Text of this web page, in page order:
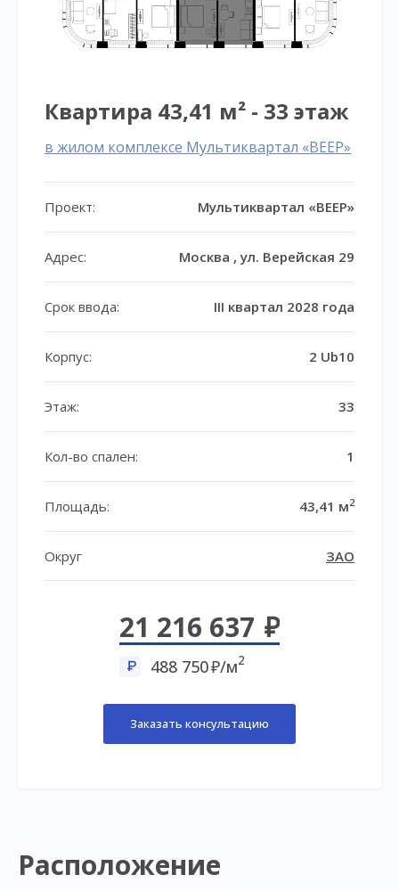
Квартира 43,41 м² - 33 этаж
в жилом комплексе Мультиквартал «ВЕЕР»
Проект: Мультиквартал «ВЕЕР»
Адрес: Москва , ул. Верейская 29
Срок ввода: III квартал 2028 года
Корпус: 2 Ub10
Этаж: 33
Кол-во спален: 1
Площадь: 43,41 м2
Округ ЗАО
21 216 637
488 750 /м2
Заказать консультацию
Расположение